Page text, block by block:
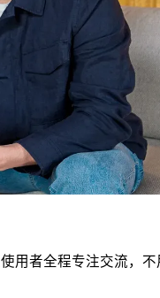
用者全程专注交流，不